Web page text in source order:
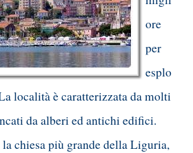
ore
per
esplo
località è caratterizzata da molti
da alberi ed antichi edifici.
chiesa più grande della Liguria,